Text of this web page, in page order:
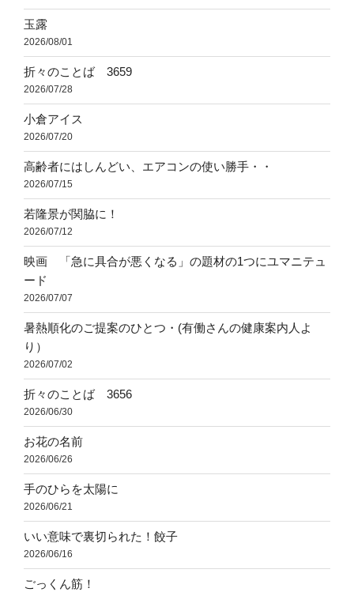
玉露
2026/08/01
折々のことば 3659
2026/07/28
小倉アイス
2026/07/20
高齢者にはしんどい、エアコンの使い勝手・・
2026/07/15
若隆景が関脇に！
2026/07/12
映画 「急に具合が悪くなる」の題材の1つにユマニテュ
ード
2026/07/07
暑熱順化のご提案のひとつ・(有働さんの健康案内人よ
り）
2026/07/02
折々のことば 3656
2026/06/30
お花の名前
2026/06/26
手のひらを太陽に
2026/06/21
いい意味で裏切られた！餃子
2026/06/16
ごっくん筋！